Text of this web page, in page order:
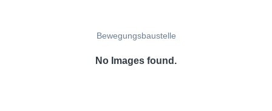
Bewegungsbaustelle
No Images found.